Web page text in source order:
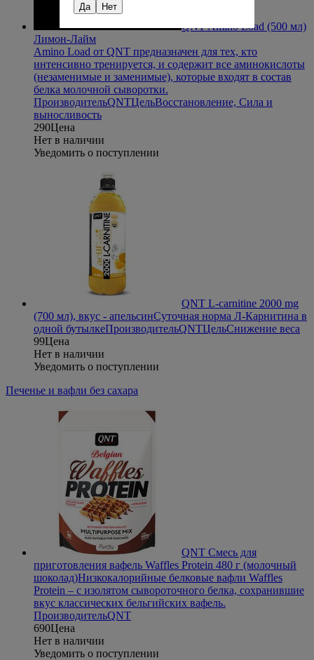
QNT Amino Load (500 мл)
Лимон-Лайм
Amino Load от QNT предназначен для тех, кто
интенсивно тренируется, и содержит все аминокислоты
(незаменимые и заменимые), которые входят в состав
белка молочной сыворотки.
ПроизводительQNTЦельВосстановление, Сила и
выносливость
290Цена
Нет в наличии
Уведомить о поступлении
QNT L-carnitine 2000 mg
(700 мл), вкус - апельсинСуточная норма Л-Карнитина в
одной бутылкеПроизводительQNTЦельСнижение веса
99Цена
Нет в наличии
Уведомить о поступлении
Печенье и вафли без сахара
QNT Смесь для
приготовления вафель Waffles Protein 480 г (молочный
шоколад)Низкокалорийные белковые вафли Waffles
Protein – с изолятом сывороточного белка, сохранившие
вкус классических бельгийских вафель.
ПроизводительQNT
690Цена
Нет в наличии
Уведомить о поступлении
Да Нет